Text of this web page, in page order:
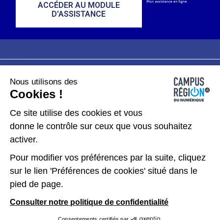
ACCÉDER AU MODULE
D'ASSISTANCE
Plan du site
Données personnelles
Gérer les cookies
Kit de communication
Accessibilité : partiellement conforme
Nous utilisons des
Cookies !
Ce site utilise des cookies et vous
donne le contrôle sur ceux que vous souhaitez
activer.
Pour modifier vos préférences par la suite, cliquez
sur le lien 'Préférences de cookies' situé dans le
pied de page.
Consulter notre politique de confidentialité
Consentements certifiés par